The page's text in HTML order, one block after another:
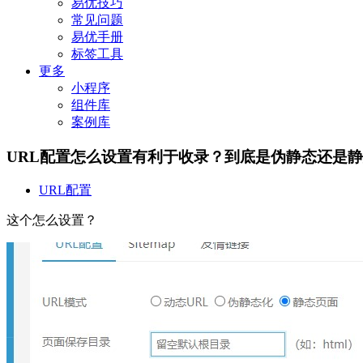
易优技巧
常见问题
易优手册
标签工具
更多
小程序
组件库
案例库
URL配置怎么设置有利于收录？到底是伪静态还是
URL配置
这个怎么设置？